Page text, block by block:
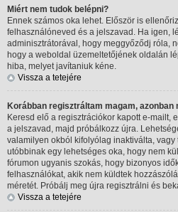
Miért nem tudok belépni?
Ennek számos oka lehet. Először is
felhasználóneved és a jelszavad. Ha igen,
adminisztrátorával, hogy meggyőződj róla,
hogy a weboldal üzemeltetőjének oldalán
hiba, melyet javítaniuk kéne.
Vissza a tetejére
Korábban regisztráltam magam, azonban
Keresd elő a regisztrációkor kapott e-mailt,
a jelszavad, majd próbálkozz újra.
valamilyen okból kifolyólag inaktiválta, vagy
utóbbinak egy lehetséges oka, hogy nem
fórumon ugyanis szokás, hogy bizonyos
felhasználókat, akik nem küldtek
méretét. Próbálj meg újra regisztrálni és
Vissza a tetejére